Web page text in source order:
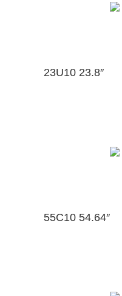
23U10 23.8″
55C10 54.64″